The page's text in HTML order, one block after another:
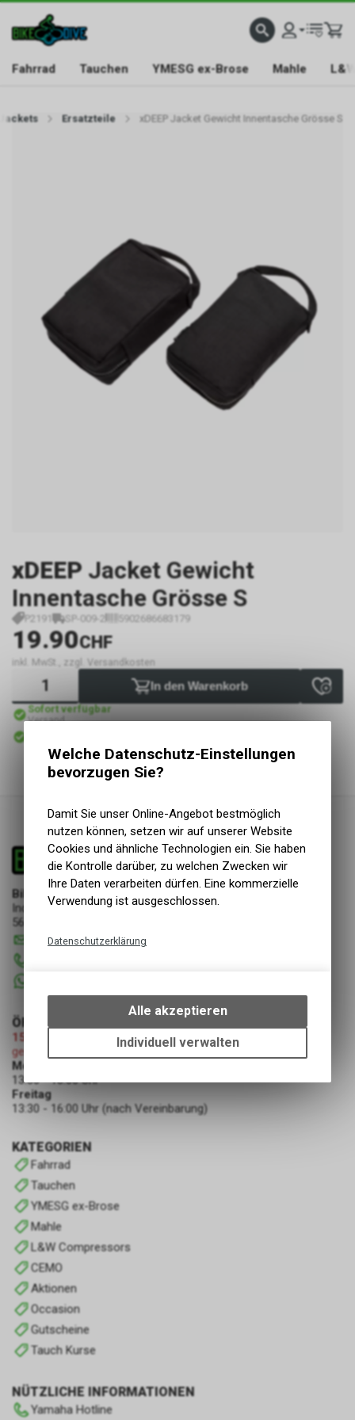
Fahrrad Tauchen YMESG ex-Brose Mahle
Ersatzteile xDEEP Jacket Gewicht Innentasche Grösse S
xDEEP Jacket Gewicht
Innentasche Grösse S
P2191 SP-009-2 5902686683179
19.90CHF
inkl. MwSt., zzgl. Versandkosten
In den Warenkorb
Sofort verfügbar
Versand
Bike & Dive GmbH
Industriestrasse 17
5644 Auw
info@bikeanddive.ch
KATEGORIEN
Fahrrad
Tauchen
YMESG ex-Brose
Mahle
L&W Compressors
CEMO
Aktionen
Occasion
Gutscheine
Tauch Kurse
NÜTZLICHE INFORMATIONEN
Yamaha Hotline
ÖFFNUNGSZEITEN
15.08.2026 (Mariä Himmelfahrt)
geschlossen
Montag - Donnerstag
13:30 - 18:00 Uhr
Freitag
13:30 - 16:00 Uhr (nach Vereinbarung)
Welche Datenschutz-Einstellungen
bevorzugen Sie?
Damit Sie unser Online-Angebot bestmöglich
nutzen können, setzen wir auf unserer Website
Cookies und ähnliche Technologien ein. Sie haben
die Kontrolle darüber, zu welchen Zwecken wir
Ihre Daten verarbeiten dürfen. Eine kommerzielle
Verwendung ist ausgeschlossen.
Datenschutzerklärung
bestimmte Interaktionen und
Einstellungen auf Ihrem Gerät,
um die grundlegenden
Funktionen unseres Online-
ermöglichen. Bitte beachten Sie,
Alle akzeptieren
Individuell verwalten